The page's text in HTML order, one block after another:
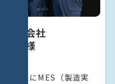
株式会社
業所様
理工程にMES（製造実